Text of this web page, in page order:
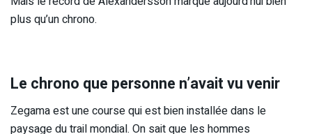
plus qu’un chrono.
Le chrono que personne n’avait vu venir
Zegama est une course qui est bien installée dans le
paysage du trail mondial. On sait que les hommes